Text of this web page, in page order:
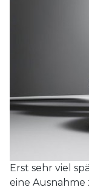
Erst sehr viel
eine